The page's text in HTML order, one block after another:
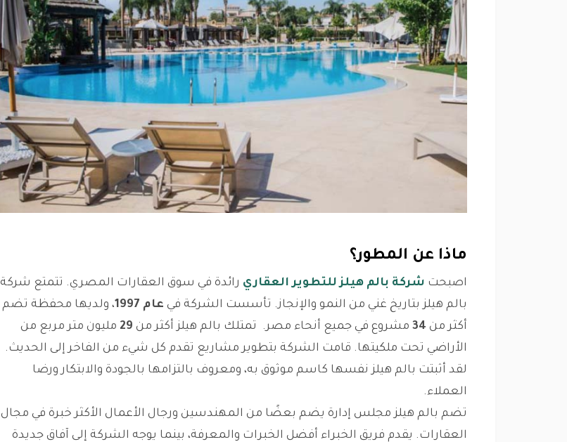
ماذا عن المطور؟
اصبحت شركة بالم هيلز للتطوير العقاري رائدة في سوق العقارات المصري. تتمتع شركة
بالم هيلز بتاريخ غني من النمو والإنجاز. تأسست الشركة في عام 1997
، ولديها محفظة تضم
أكثر من 34 مشروع في جميع أنحاء مصر. تمتلك بالم هيلز أكثر من 29 مليون متر مربع من
الأراضي تحت ملكيتها. قامت الشركة بتطوير مشاريع تقدم كل شيء من الفاخر إلى الحديث.
لقد أثبتت بالم هيلز نفسها كاسم موثوق به، ومعروف بالتزامها بالجودة والابتكار ورضا
العملاء.
تضم بالم هيلز مجلس إدارة يضم بعضًا من المهندسين ورجال الأعمال الأكثر خبرة في مجال
العقارات. يقدم فريق الخبراء أفضل الخبرات والمعرفة، بينما يوجه الشركة إلى آفاق جديدة